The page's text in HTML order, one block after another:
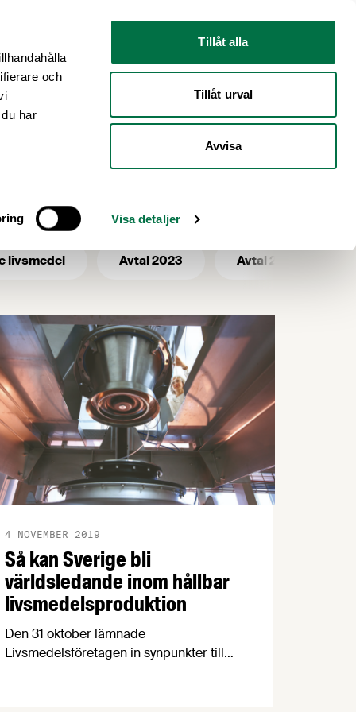
och
har
Visa detaljer
Tillåt alla
Tillåt urval
Avvisa
livsmedel Avtal 2023 Avtal 2025
Så kan Sverige bli
världsledande inom hållbar
livsmedelsproduktion
4 NOVEMBER 2019
Den 31 oktober lämnade
Livsmedelsföretagen in synpunkter till